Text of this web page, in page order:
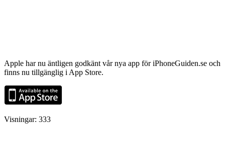
Apple har nu äntligen godkänt vår nya app för iPhoneGuiden.se och
finns nu tillgänglig i App Store.
Visningar: 333